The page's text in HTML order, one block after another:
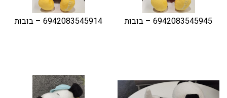
6942083545945 – בובות 6942083545914 – בובות